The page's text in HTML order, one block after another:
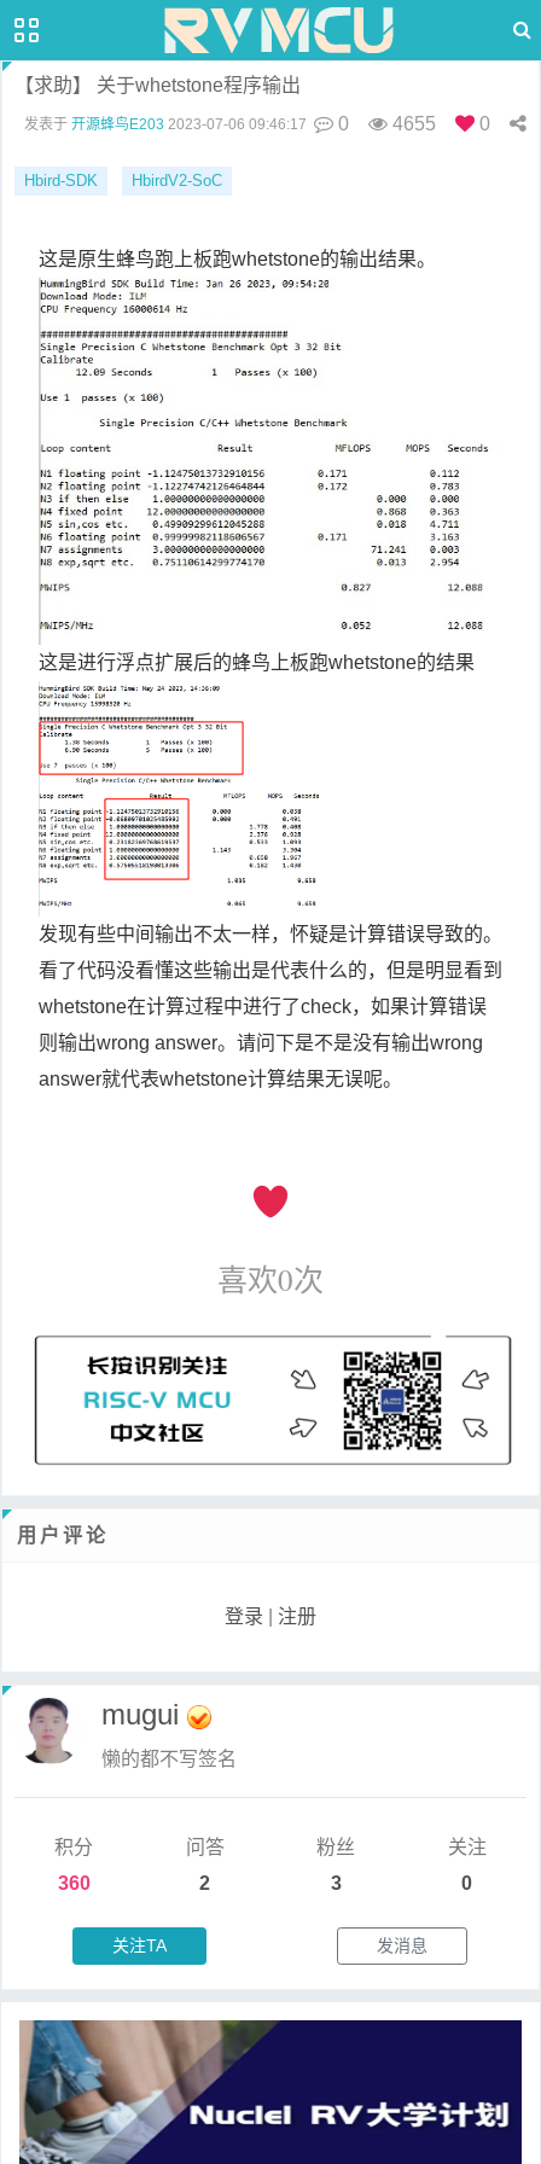
【求助】 关于whetstone程序输出
发表于 开源蜂鸟E203 2023-07-06 09:46:17 0 4655 0
Hbird-SDK HbirdV2-SoC
这是原生蜂鸟跑上板跑whetstone的输出结果。
这是进行浮点扩展后的蜂鸟上板跑whetstone的结果
发现有些中间输出不太一样，怀疑是计算错误导致的。
看了代码没看懂这些输出是代表什么的，但是明显看到
whetstone在计算过程中进行了check，如果计算错误
则输出wrong answer。请问下是不是没有输出wrong
answer就代表whetstone计算结果无误呢。
喜欢0次
用户评论
登录 注册
mugui
懒的都不写签名
积分
360
问答
2
粉丝
3
关注
0
关注TA 发消息